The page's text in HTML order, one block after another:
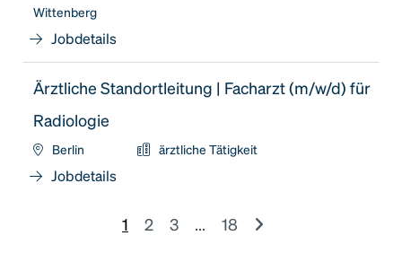
Wittenberg
Jobdetails
Ärztliche Standortleitung | Facharzt (m/w/d) für
Radiologie
Berlin ärztliche Tätigkeit
Jobdetails
1 2 3 ... 18